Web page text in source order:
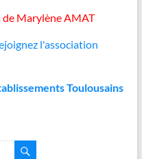
de Marylène AMAT
l'association
Toulousains